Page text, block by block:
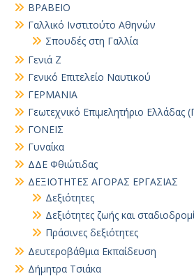
ΒΡΑΒΕΙΟ
Γαλλικό Ινστιτούτο Αθηνών
Σπουδές στη Γαλλία
Γενιά Ζ
Γενικό Επιτελείο Ναυτικού
ΓΕΡΜΑΝΙΑ
Γεωτεχνικό Επιμελητήριο Ελλάδας
ΓΟΝΕΙΣ
Γυναίκα
ΔΔΕ Φθιώτιδας
ΔΕΞΙΟΤΗΤΕΣ ΑΓΟΡΑΣ ΕΡΓΑΣΙΑΣ
Δεξιότητες
Δεξιότητες ζωής και
Πράσινες δεξιότητες
Δευτεροβάθμια Εκπαίδευση
Δήμητρα Τσιάκα